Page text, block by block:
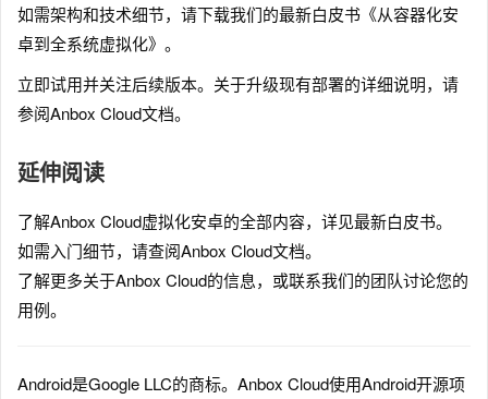
如需架构和技术细节，请下载我们的最新白皮书《从容器化安
卓到全系统虚拟化》。
立即试用并关注后续版本。关于升级现有部署的详细说明，请
参阅Anbox Cloud文档。
延伸阅读
了解Anbox Cloud虚拟化安卓的全部内容，详见最新白皮书。
如需入门细节，请查阅Anbox Cloud文档。
了解更多关于Anbox Cloud的信息，或联系我们的团队讨论您的
用例。
Android是Google LLC的商标。Anbox Cloud使用Android开源项